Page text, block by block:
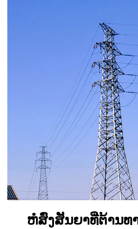
ຫໍສົ່ງສັນຍາທີ່ຕ້ານທ